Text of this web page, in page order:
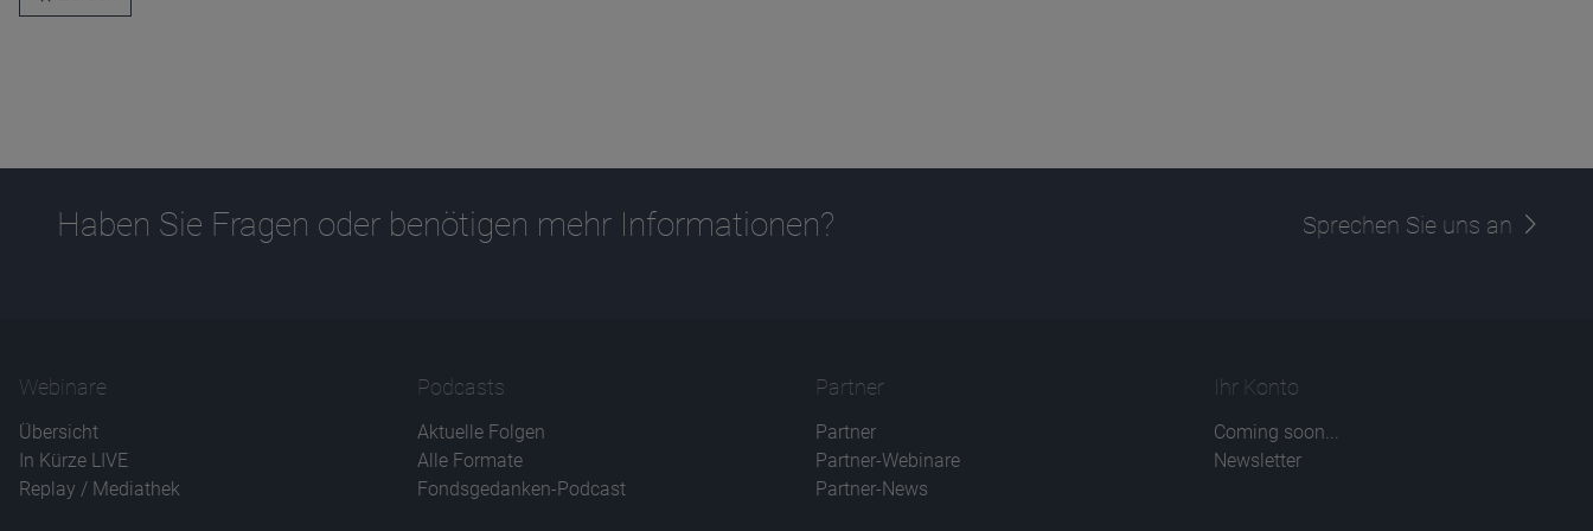
Haben Sie Fragen oder benötigen mehr Informationen? Sprechen Sie uns an
Webinare
Übersicht
In Kürze LIVE
Replay / Mediathek
Podcasts
Aktuelle Folgen
Alle Formate
Fondsgedanken-Podcast
Partner
Partner
Partner-Webinare
Partner-News
Ihr Konto
Coming soon...
Newsletter